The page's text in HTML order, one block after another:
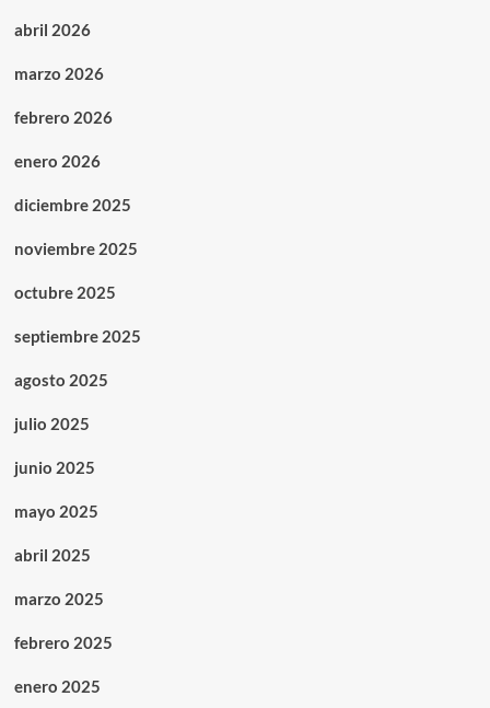
abril 2026
marzo 2026
febrero 2026
enero 2026
diciembre 2025
noviembre 2025
octubre 2025
septiembre 2025
agosto 2025
julio 2025
junio 2025
mayo 2025
abril 2025
marzo 2025
febrero 2025
enero 2025